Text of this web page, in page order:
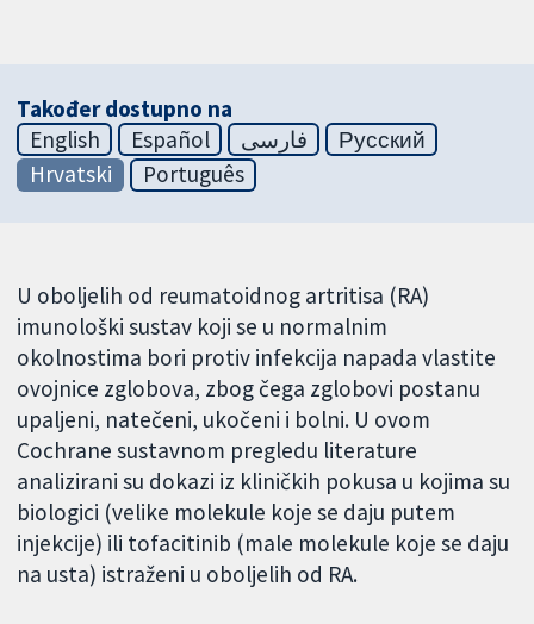
Također dostupno na
English
Español فارسی
Русский
Hrvatski
Português
U oboljelih od reumatoidnog artritisa (RA)
imunološki sustav koji se u normalnim
okolnostima bori protiv infekcija napada vlastite
ovojnice zglobova, zbog čega zglobovi postanu
upaljeni, natečeni, ukočeni i bolni. U ovom
Cochrane sustavnom pregledu literature
analizirani su dokazi iz kliničkih pokusa u kojima su
biologici (velike molekule koje se daju putem
injekcije) ili tofacitinib (male molekule koje se daju
na usta) istraženi u oboljelih od RA.